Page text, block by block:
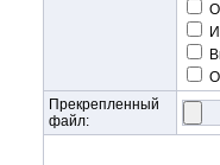
Прекрепленный
файл: